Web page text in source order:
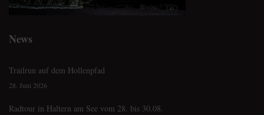
News
Trailrun auf dem Hollenpfad
28. Juni 2026
Radtour in Haltern am See vom 28. bis 30.08.